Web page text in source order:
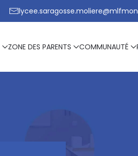
ZONE DES PARENTS COMMUNAUTÉ